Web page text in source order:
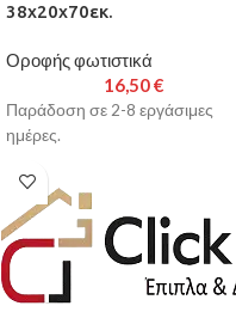
38x20x70εκ.
Οροφής φωτιστικά
16,50€
Παράδοση σε 2-8 εργάσιμες
ημέρες.